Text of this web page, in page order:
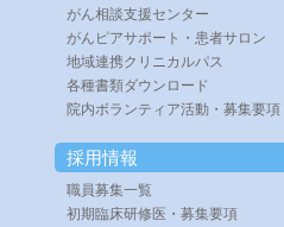
がん相談支援センター
がんピアサポート・患者サロン
地域連携クリニカルパス
各種書類ダウンロード
院内ボランティア活動・募集要項
採用情報
職員募集一覧
初期臨床研修医・募集要項